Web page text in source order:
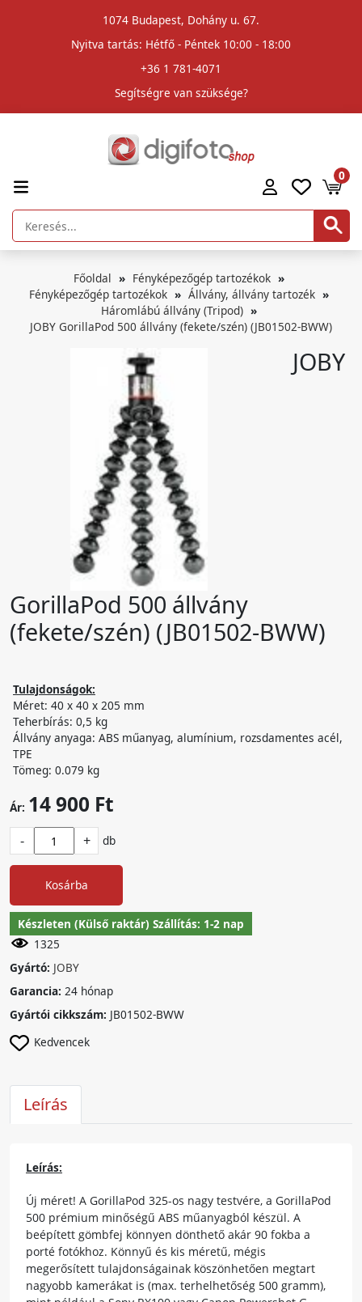
1074 Budapest, Dohány u. 67.
Nyitva tartás: Hétfő - Péntek 10:00 - 18:00
+36 1 781-4071
Segítségre van szüksége?
0
Főoldal
Fényképezőgép tartozékok
Fényképezőgép tartozékok
Állvány, állvány tartozék
Háromlábú állvány (Tripod)
JOBY GorillaPod 500 állvány (fekete/szén) (JB01502-BWW)
JOBY
GorillaPod 500 állvány
(fekete/szén) (JB01502-BWW)
Tulajdonságok:
Méret: 40 x 40 x 205 mm
Teherbírás: 0,5 kg
Állvány anyaga: ABS műanyag, alumínium, rozsdamentes acél,
TPE
Tömeg: 0.079 kg
Ár: 14 900 Ft
- + db
Kosárba
Készleten (Külső raktár) Szállítás: 1-2 nap
1325
Gyártó: JOBY
Garancia: 24 hónap
Gyártói cikkszám: JB01502-BWW
Kedvencek
Leírás
Leírás:
Új méret! A GorillaPod 325-os nagy testvére, a GorillaPod
500 prémium minőségű ABS műanyagból készül. A
beépített gömbfej könnyen dönthető akár 90 fokba a
porté fotókhoz. Könnyű és kis méretű, mégis
megerősített tulajdonságainak köszönhetően megtart
nagyobb kamerákat is (max. terhelhetőség 500 gramm),